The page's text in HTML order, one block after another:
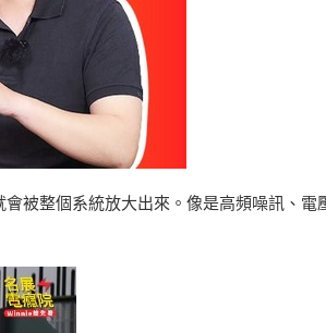
被整個系統放大出來。像是高頻噪訊、電